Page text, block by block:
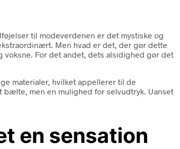
til modeverdenen er det mystiske og
Men hvad er det, der gør dette
For det andet, dets alsidighed gør det
materialer, hvilket appellerer til de
men en mulighed for selvudtryk. Uanset
en sensation